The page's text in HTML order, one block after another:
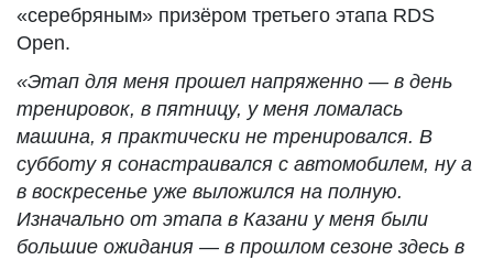
«серебряным» призёром третьего этапа RDS
Open.
«Этап для меня прошел напряженно — в день
тренировок, в пятницу, у меня ломалась
машина, я практически не тренировался. В
субботу я сонастраивался с автомобилем, ну а
в воскресенье уже выложился на полную.
Изначально от этапа в Казани у меня были
большие ожидания — в прошлом сезоне здесь в